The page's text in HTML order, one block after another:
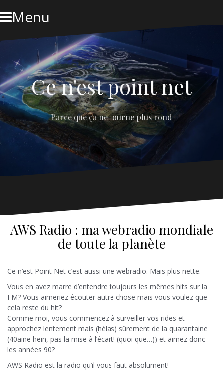
to
contentMenu
Ce n'est point net
Parce que ça ne tourne plus rond
AWS Radio : ma webradio mondiale
de toute la planète
Ce n’est Point Net c’est aussi une webradio. Mais plus nette.
Vous en avez marre d’entendre toujours les mêmes hits sur la
FM? Vous aimeriez écouter autre chose mais vous voulez que
cela reste du hit?
Comme moi, vous commencez à surveiller vos rides et
approchez lentement mais (hélas) sûrement de la quarantaine
(40aine hein, pas la mise à l’écart! (quoi que…)) et aimez donc
les années 90?
AWS Radio est la radio qu’il vous faut absolument!